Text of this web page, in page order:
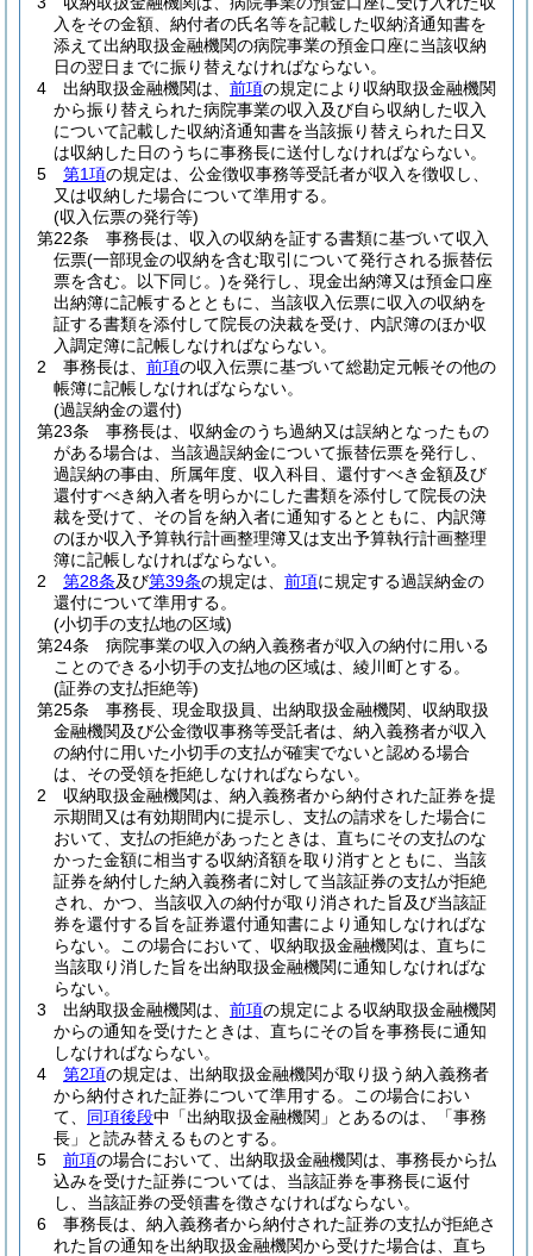
入をその金額、納付者の氏名等を記載した収納済通知書を
添えて出納取扱金融機関の病院事業の預金口座に当該収納
日の翌日までに振り替えなければならない。
4
出納取扱金融機関は、 前項の規定により収納取扱金融機関
から振り替えられた病院事業の収入及び自ら収納した収入
について記載した収納済通知書を当該振り替えられた日又
は収納した日のうちに事務長に送付しなければならない。
5
第1項の規定は、公金徴収事務等受託者が収入を徴収し、
又は収納した場合について準用する。
(収入伝票の発行等)
第22条
事務長は、収入の収納を証する書類に基づいて収入
伝票(一部現金の収納を含む取引について発行される振替伝
票を含む。以下同じ。)を発行し、現金出納簿又は預金口座
出納簿に記帳するとともに、当該収入伝票に収入の収納を
証する書類を添付して院長の決裁を受け、内訳簿のほか収
入調定簿に記帳しなければならない。
2
事務長は、 前項の収入伝票に基づいて総勘定元帳その他の
帳簿に記帳しなければならない。
(過誤納金の還付)
第23条
事務長は、収納金のうち過納又は誤納となったもの
がある場合は、当該過誤納金について振替伝票を発行し、
過誤納の事由、所属年度、収入科目、還付すべき金額及び
還付すべき納入者を明らかにした書類を添付して院長の決
裁を受けて、その旨を納入者に通知するとともに、内訳簿
のほか収入予算執行計画整理簿又は支出予算執行計画整理
簿に記帳しなければならない。
2
第28条及び第39条の規定は、 前項に規定する過誤納金の
還付について準用する。
(小切手の支払地の区域)
第24条
病院事業の収入の納入義務者が収入の納付に用いる
ことのできる小切手の支払地の区域は、綾川町とする。
(証券の支払拒絶等)
第25条
事務長、現金取扱員、出納取扱金融機関、収納取扱
金融機関及び公金徴収事務等受託者は、納入義務者が収入
の納付に用いた小切手の支払が確実でないと認める場合
は、その受領を拒絶しなければならない。
2
収納取扱金融機関は、納入義務者から納付された証券を提
示期間又は有効期間内に提示し、支払の請求をした場合に
おいて、支払の拒絶があったときは、直ちにその支払のな
かった金額に相当する収納済額を取り消すとともに、当該
証券を納付した納入義務者に対して当該証券の支払が拒絶
され、かつ、当該収入の納付が取り消された旨及び当該証
券を還付する旨を証券還付通知書により通知しなければな
らない。
この場合において、収納取扱金融機関は、直ちに
当該取り消した旨を出納取扱金融機関に通知しなければな
らない。
3
出納取扱金融機関は、 前項の規定による収納取扱金融機関
からの通知を受けたときは、直ちにその旨を事務長に通知
しなければならない。
4
第2項の規定は、出納取扱金融機関が取り扱う納入義務者
から納付された証券について準用する。
この場合におい
て、 同項後段中「出納取扱金融機関」とあるのは、「事務
長」と読み替えるものとする。
5
前項の場合において、出納取扱金融機関は、事務長から払
込みを受けた証券については、当該証券を事務長に返付
し、当該証券の受領書を徴さなければならない。
6
事務長は、納入義務者から納付された証券の支払が拒絶さ
れた旨の通知を出納取扱金融機関から受けた場合は、直ち